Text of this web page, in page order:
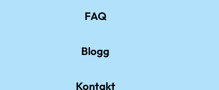
FAQ
Blogg
Kontakt